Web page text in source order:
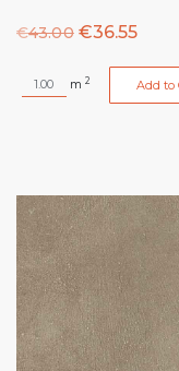
€43.00 €36.55
m 2 Add to